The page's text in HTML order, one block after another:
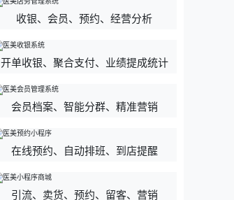
收银、会员、预约、经营分析
开单收银、聚合支付、业绩提成统计
会员档案、智能分群、精准营销
在线预约、自动排班、到店提醒
引流、卖货、预约、留客、营销